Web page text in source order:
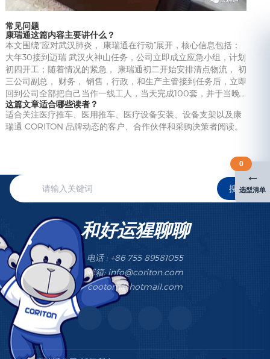
常见问题
康瑞通这篇内容主要讲什么？
本文围绕“应对武汉肺炎， 康瑞通在行动”展开，核心信息包括：
大年30接到迈瑞 武汉火神山任务，公司立即成立应急小组，计划
初四开工；随着情况的紧急， 康瑞通初二开始安排清点物流， 初
三公司副总， 财务， 销售，行政，和生产主管接到任务后，立即
回到公司全部把自己当作一线工人，当天完成100套，并于当晚…
这篇文章适合哪些读者？
适合关注医疗推车、医用推车、医疗设备安装、设备支架以及康
瑞通 CORITON 品牌动态的客户、合作伙伴和采购决策者阅读。
搜索
和好运猩聊聊
电话 : +86 755 89581055
邮箱: info@coriton.com
cootom@hotmail.com
←
选型清单
0